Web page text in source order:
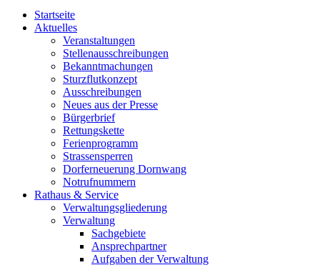
Startseite
Aktuelles
Veranstaltungen
Stellenausschreibungen
Bekanntmachungen
Sturzflutkonzept
Ausschreibungen
Neues aus der Presse
Bürgerbrief
Rettungskette
Ferienprogramm
Strassensperren
Dorferneuerung Dornwang
Notrufnummern
Rathaus & Service
Verwaltungsgliederung
Verwaltung
Sachgebiete
Ansprechpartner
Aufgaben der Verwaltung